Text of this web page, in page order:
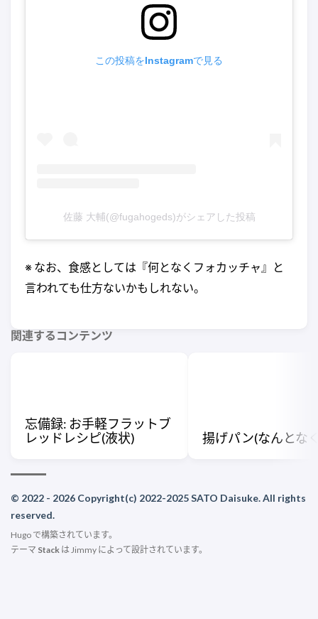
この投稿をInstagramで見る
佐藤 大輔(@fugahogeds)がシェアした投稿
※ なお、食感としては『何となくフォカッチャ』と
言われても仕方ないかもしれない。
関連するコンテンツ
忘備録: お手軽フラットブ
レッドレシピ(液状)
揚げパン(なんとな
© 2022 - 2026 Copyright(c) 2022-2025 SATO Daisuke. All rights
reserved.
Hugo で構築されています。
テーマ Stack はJimmy によって設計されています。